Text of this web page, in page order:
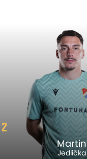
2
Martin
Jedlička